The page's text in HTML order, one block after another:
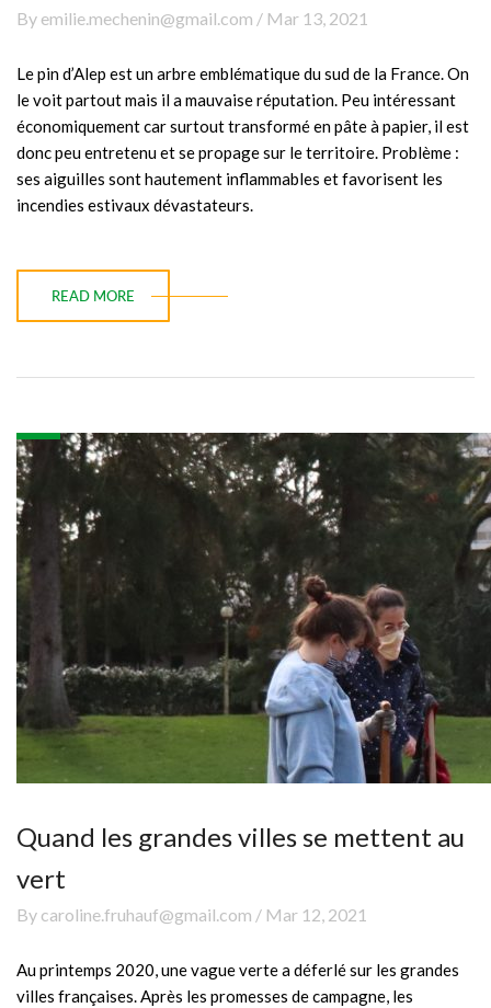
By emilie.mechenin@gmail.com / Mar 13, 2021
Le pin d’Alep est un arbre emblématique du sud de la France. On
le voit partout mais il a mauvaise réputation. Peu intéressant
économiquement car surtout transformé en pâte à papier, il est
donc peu entretenu et se propage sur le territoire. Problème :
ses aiguilles sont hautement inflammables et favorisent les
incendies estivaux dévastateurs.
READ MORE
Quand les grandes villes se mettent au
vert
By caroline.fruhauf@gmail.com / Mar 12, 2021
Au printemps 2020, une vague verte a déferlé sur les grandes
villes françaises. Après les promesses de campagne, les